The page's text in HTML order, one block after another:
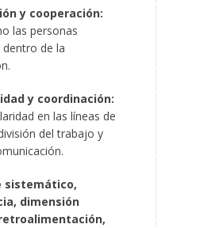
y cooperación:
las personas
de la
y coordinación:
en las líneas de
del trabajo y
sistemático,
dimensión